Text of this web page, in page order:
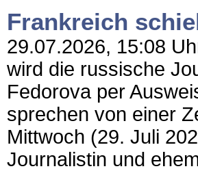
Frankreich
29.07.2026, 15:08
wird die russische
Fedorova per
sprechen von einer
Mittwoch (29. Juli
Journalistin und